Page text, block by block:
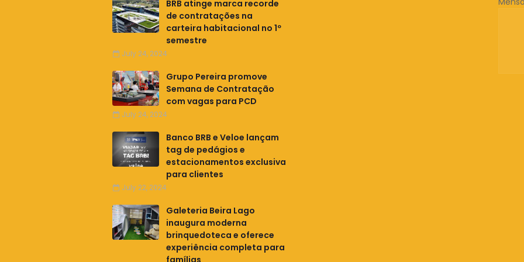
BRB atinge marca recorde
de contratações na
carteira habitacional no 1º
semestre
July 24, 2024
Grupo Pereira promove
Semana de Contratação
com vagas para PCD
July 24, 2024
Banco BRB e Veloe lançam
tag de pedágios e
estacionamentos exclusiva
para clientes
July 22, 2024
Galeteria Beira Lago
inaugura moderna
brinquedoteca e oferece
experiência completa para
famílias